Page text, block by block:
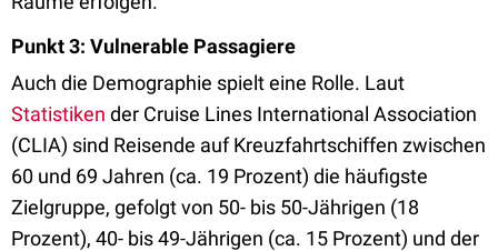
Punkt 3: Vulnerable Passagiere
Auch die Demographie spielt eine Rolle. Laut
Statistiken der Cruise Lines International Association
(CLIA) sind Reisende auf Kreuzfahrtschiffen zwischen
60 und 69 Jahren (ca. 19 Prozent) die häufigste
Zielgruppe, gefolgt von 50- bis 50-Jährigen (18
Prozent), 40- bis 49-Jährigen (ca. 15 Prozent) und der